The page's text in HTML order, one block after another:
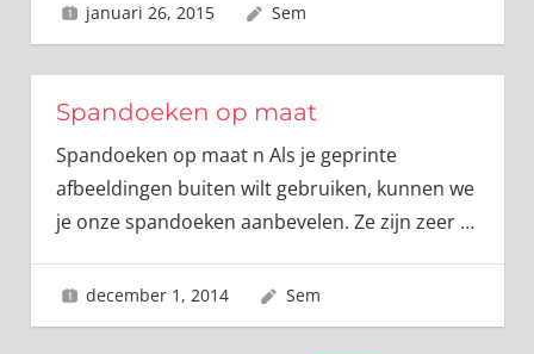
januari 26, 2015 Sem
Spandoeken op maat
Spandoeken op maat n Als je geprinte
afbeeldingen buiten wilt gebruiken, kunnen we
je onze spandoeken aanbevelen. Ze zijn zeer …
december 1, 2014 Sem